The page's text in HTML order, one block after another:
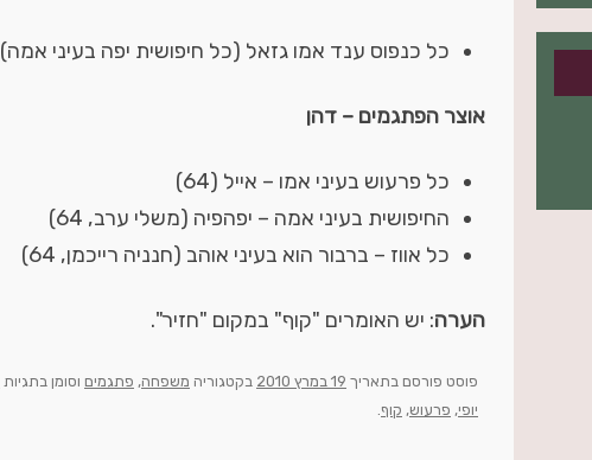
כל כנפוס ענד אמו גזאל (כל חיפושית יפה בעיני אמה)
אוצר הפתגמים – דהן
כל פרעוש בעיני אמו – אייל (64)
החיפושית בעיני אמה – יפהפיה (משלי ערב, 64)
כל אווז – ברבור הוא בעיני אוהב (חנניה רייכמן, 64)
הערה: יש האומרים "קוף" במקום "חזיר".
פוסט פורסם בתאריך 19 במרץ 2010 בקטגוריה משפחה, פתגמים וסומן בתגיות
יופי, פרעוש, קוף.